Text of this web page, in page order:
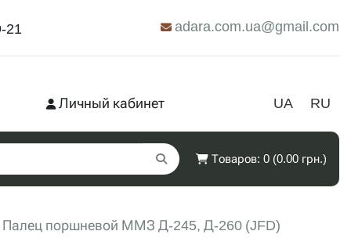
21 adara.com.ua@gmail.com
UA RU
Личный кабинет
Товаров: 0 (0.00 грн.)
Палец поршневой ММЗ Д-245, Д-260 (JFD)